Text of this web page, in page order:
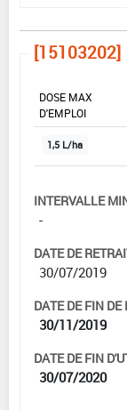
[15103202]
DOSE MAX
D'EMPLOI
1,5 L/ha
INTERVALLE
-
DATE DE
30/07/2019
DATE DE FIN
30/11/2019
DATE DE FIN
30/07/2020